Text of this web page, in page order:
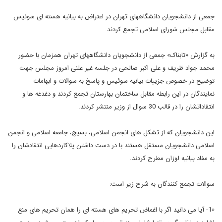
جمعی از دانشجویان دانشگاههای تهران در اعتراض به بیانیه هسته ای سوئیس
مقابل مجلس شورای اسلامی تجمع کردند.
به گزارش «تابناک» جمعی از دانشجویان دانشگاههای تهران همزمان با حضور
محمد جواد ظریف و علی اکبر صالحی در جلسه غیر علنی امروز مجلس جهت
توضیح در خصوص جزییات بیانیه سوئیس و پاسخ به سوالات و ابهامات
نمایندگان در این رابطه مقابل ساختمان بهارستان تجمع کردند و دغدغه ها و
انتقاداتشان را در قالب 30 سوال از وزیر منتشر کردند.
این دانشجویان که از تشکل های انجمن اسلامی، بسیج، جامعه اسلامی و انجمن
اسلامی دانشجویان مستقل هستند با در دست داشتن پلاکاردهایی انتقادشان را
به مفاد بیانیه لوزان مطرح کردند.
سوالات تجمع کنندگان به شرح زیر است:
«1- آیا می دانید اگر با اغماض تحریم های هسته ای را همان تحریم های منع